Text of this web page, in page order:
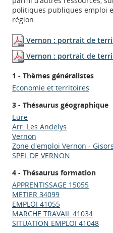
politiques publiques emploi
région.
Vernon : portrait de
Vernon : portrait de
1 - Thèmes généralistes
Economie et territoires
3 - Thésaurus géographique
Eure
Arr. Les Andelys
Vernon
Zone d'emploi Vernon - Gisors
SPEL DE VERNON
4 - Thésaurus formation
APPRENTISSAGE 15055
METIER 34099
EMPLOI 41055
MARCHE TRAVAIL 41034
SITUATION EMPLOI 41048
Appels à